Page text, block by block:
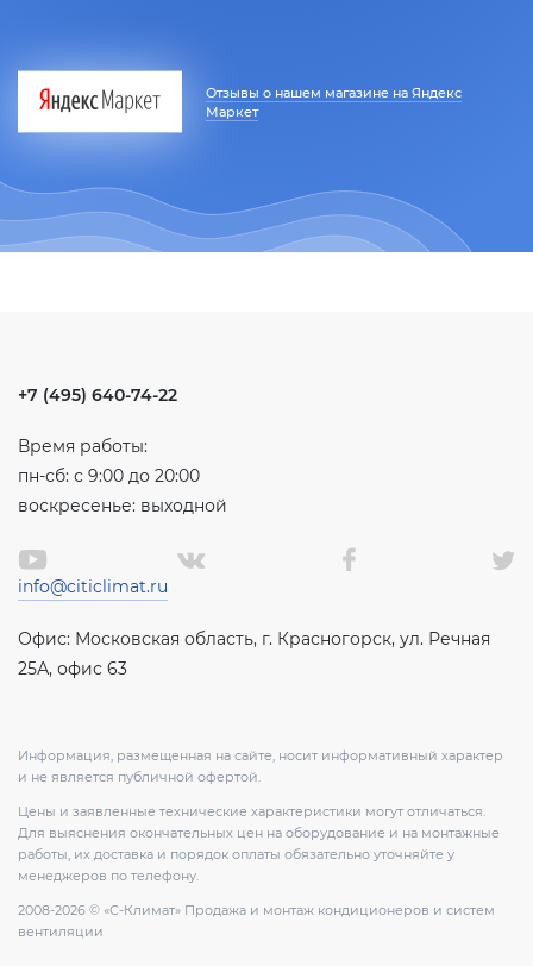
Отзывы о нашем магазине на Яндекс
Маркет
+7 (495) 640-74-22
Время работы:
пн-сб: с 9:00 до 20:00
воскресенье: выходной
info@citiclimat.ru
Офис: Московская область, г. Красногорск, ул. Речная
25А, офис 63
Информация, размещенная на сайте, носит информативный характер
и не является публичной офертой.
Цены и заявленные технические характеристики могут отличаться.
Для выяснения окончательных цен на оборудование и на монтажные
работы, их доставка и порядок оплаты обязательно уточняйте у
менеджеров по телефону.
2008-2026 © «С-Климат» Продажа и монтаж кондиционеров и систем
вентиляции